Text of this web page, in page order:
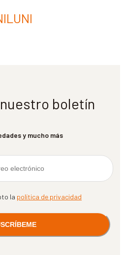
boletín
y mucho más
la política de privacidad